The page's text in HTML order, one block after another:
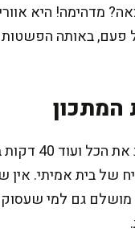
מדהימה! היא
פעם, באותה
כמה דקות
של בית אמיתי. אין
מושלם גם למי